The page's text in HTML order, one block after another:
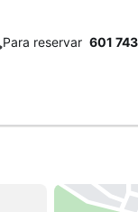
Para reservar 601